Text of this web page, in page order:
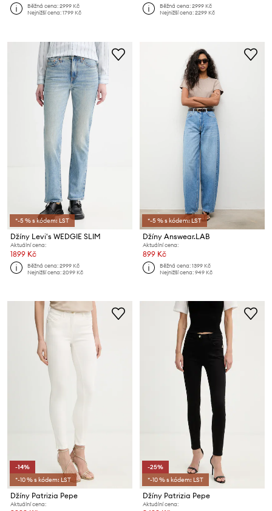
Běžná cena:2999 Kč
Nejnižší cena:1799 Kč
Běžná cena:2999 Kč
Nejnižší cena:2299 Kč
*-5 % s kódem: LST
Džíny Levi's WEDGIE SLIM
Aktuální cena:
1899 Kč
Běžná cena:2999 Kč
Nejnižší cena:2099 Kč
*-5 % s kódem: LST
Džíny Answear.LAB
Aktuální cena:
899 Kč
Běžná cena:1399 Kč
Nejnižší cena:949 Kč
-14%
*-10 % s kódem: LST
Džíny Patrizia Pepe
Aktuální cena:
-25%
*-10 % s kódem: LST
Džíny Patrizia Pepe
Aktuální cena: